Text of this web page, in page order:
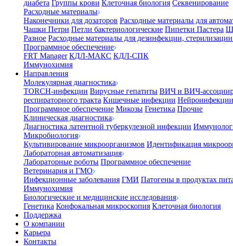
диабета Группы крови Клеточная биология Секвенирование
Расходные материалы
Наконечники для дозаторов Расходные материалы для
Чашки Петри Петли бактериологические Пипетки Пастера
Разное Расходные материалы для дезинфекции,
Программное обеспечение
FRT Manager КДЛ-МАКС КДЛ-СПК
Иммунохимия
Направления
Молекулярная диагностика
TORCH-инфекции Вирусные гепатиты ВИЧ и ВИЧ-
респираторного тракта Кишечные инфекции Нейроинфекции
Программное обеспечение Микозы Генетика Прочие
Клиническая диагностика
Диагностика латентной туберкулезной инфекции
Микробиология
Культивирование микроорганизмов Идентификация
Лабораторная автоматизация
Лабораторные роботы Программное обеспечение
Ветеринария и ГМО
Инфекционные заболевания ГМИ Патогены в продуктах
Иммунохимия
Биологические и медицинские исследования
Генетика Конфокальная микроскопия Клеточная биология
Поддержка
О компании
Карьера
Контакты